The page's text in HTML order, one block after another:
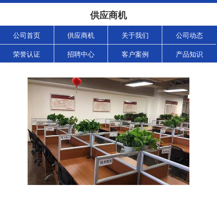
供应商机
公司首页 供应商机 关于我们 公司动态
荣誉认证 招聘中心 客户案例 产品知识